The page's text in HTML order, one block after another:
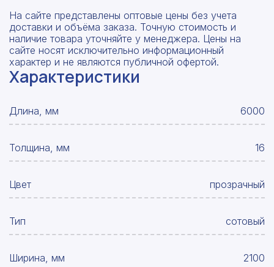
На сайте представлены оптовые цены без учета
доставки и объёма заказа. Точную стоимость и
наличие товара уточняйте у менеджера. Цены на
сайте носят исключительно информационный
характер и не являются публичной офертой.
Характеристики
Длина, мм 6000
Толщина, мм 16
Цвет прозрачный
Тип сотовый
Ширина, мм 2100